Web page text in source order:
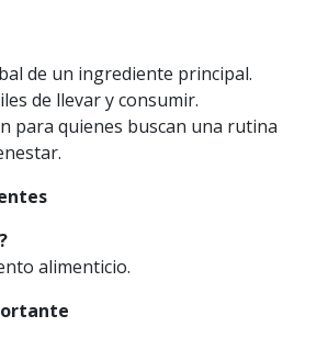
de un ingrediente principal.
de llevar y consumir.
para quienes buscan una rutina
alimenticio.